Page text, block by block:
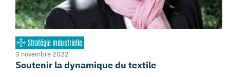
Stratégie industrielle
3 novembre 2022
Soutenir la dynamique du textile